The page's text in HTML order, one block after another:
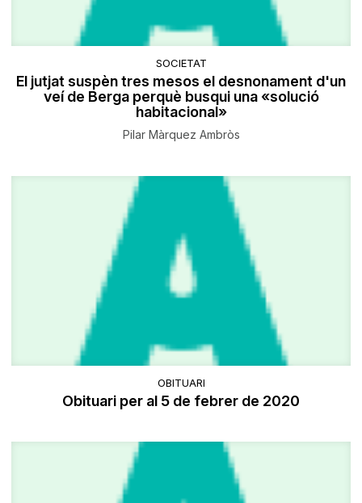
SOCIETAT
El jutjat suspèn tres mesos el desnonament d'un
veí de Berga perquè busqui una «solució
habitacional»
Pilar Màrquez Ambròs
OBITUARI
Obituari per al 5 de febrer de 2020